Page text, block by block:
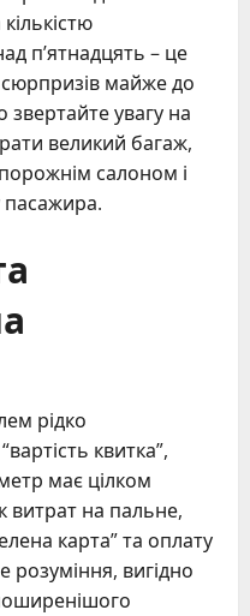
п’ятнадцять – це
майже до
звертайте увагу на
великий багаж,
салоном і
пасажира.
рідко
квитка”,
має цілком
витрат на пальне,
карта” та оплату
розуміння, вигідно